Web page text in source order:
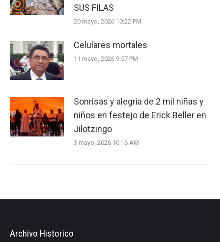
SUS FILAS
20 mayo, 2026 10:22 PM
Celulares mortales
11 mayo, 2026 9:57 PM
Sonrisas y alegría de 2 mil niñas y
niños en festejo de Erick Beller en
Jilotzingo
3 mayo, 2026 10:16 AM
Archivo Historico